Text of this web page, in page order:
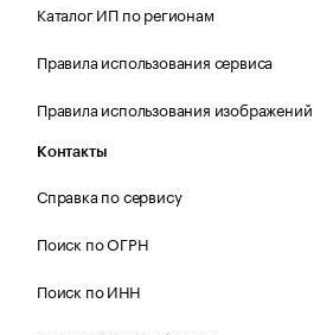
Каталог ИП по регионам
Правила использования сервиса
Правила использования изображений
Контакты
Справка по сервису
Поиск по ОГРН
Поиск по ИНН